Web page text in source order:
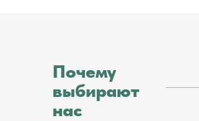
Почему
выбирают
нас